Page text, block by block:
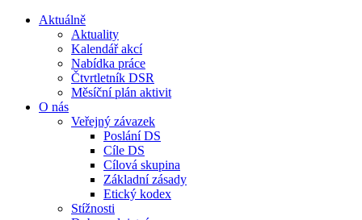
Aktuálně
Aktuality
Kalendář akcí
Nabídka práce
Čtvrtletník DSR
Měsíční plán aktivit
O nás
Veřejný závazek
Poslání DS
Cíle DS
Cílová skupina
Základní zásady
Etický kodex
Stížnosti